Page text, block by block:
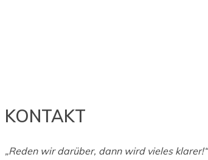
KONTAKT
„Reden wir darüber, dann wird vieles klarer!“